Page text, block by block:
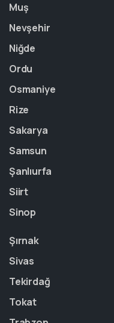
Muş
Nevşehir
Niğde
Ordu
Osmaniye
Rize
Sakarya
Samsun
Şanlıurfa
Siirt
Sinop
Şırnak
Sivas
Tekirdağ
Tokat